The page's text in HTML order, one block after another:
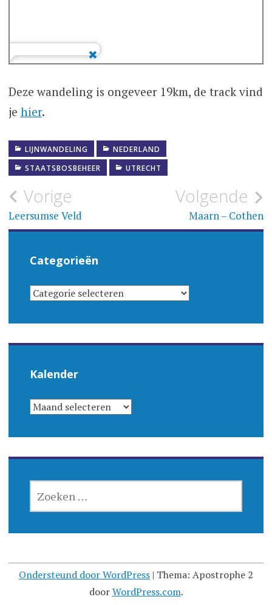
Deze wandeling is ongeveer 19km, de track vind
je hier.
LIJNWANDELING
NEDERLAND
STAATSBOSBEHEER
UTRECHT
Bericht
navigatie
Vorige
Leersumse Veld
Volgende
Maarn – Cothen
Categorieën
CATEGORIEËN
Kalender
KALENDER
NAAR:
Ondersteund door WordPress | Thema: Apostrophe 2
doorWordPress.com.